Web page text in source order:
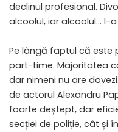
declinul profesional.
alcoolul, iar alcoolul… l-
Pe lângă faptul că este
part-time. Majoritatea
dar nimeni nu are
de actorul Alexandru
foarte deștept, dar
secției de poliție, cât și